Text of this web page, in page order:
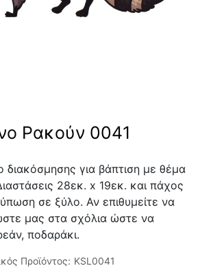
Ρακούν 0041
διακόσμησης για βάπτιση με θέμα
28εκ. x 19εκ. και πάχος
σε ξύλο. Αν επιθυμείτε να
μας στα σχόλια ώστε να
ποδαράκι.
Προϊόντος: KSL0041